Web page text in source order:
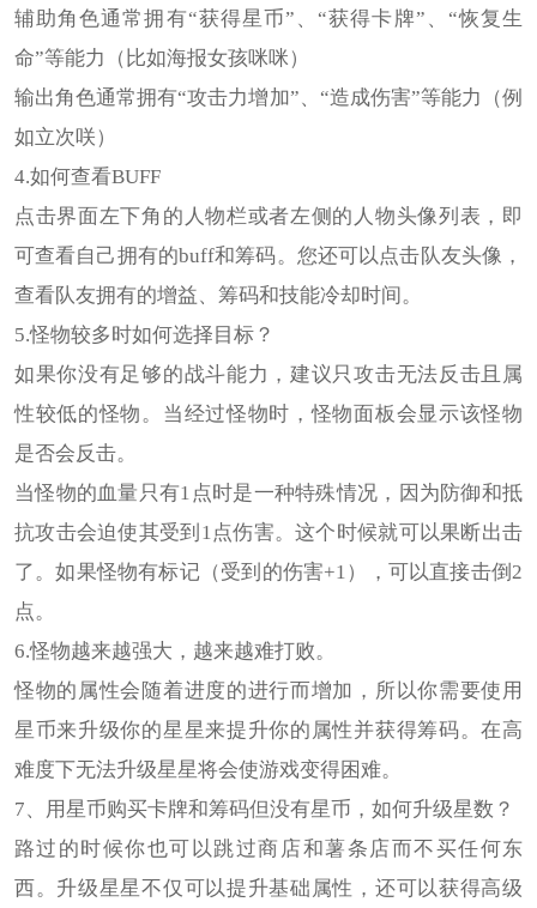
辅助角色通常拥有“获得星币”、“获得卡牌”、“恢复生
命”等能力（比如海报女孩咪咪）
输出角色通常拥有“攻击力增加”、“造成伤害”等能力（例
如立次咲）
4.如何查看BUFF
点击界面左下角的人物栏或者左侧的人物头像列表，即
可查看自己拥有的buff和筹码。您还可以点击队友头像，
查看队友拥有的增益、筹码和技能冷却时间。
5.怪物较多时如何选择目标？
如果你没有足够的战斗能力，建议只攻击无法反击且属
性较低的怪物。当经过怪物时，怪物面板会显示该怪物
是否会反击。
当怪物的血量只有1点时是一种特殊情况，因为防御和抵
抗攻击会迫使其受到1点伤害。这个时候就可以果断出击
了。如果怪物有标记（受到的伤害+1），可以直接击倒2
点。
6.怪物越来越强大，越来越难打败。
怪物的属性会随着进度的进行而增加，所以你需要使用
星币来升级你的星星来提升你的属性并获得筹码。在高
难度下无法升级星星将会使游戏变得困难。
7、用星币购买卡牌和筹码但没有星币，如何升级星数？
路过的时候你也可以跳过商店和薯条店而不买任何东
西。升级星星不仅可以提升基础属性，还可以获得高级